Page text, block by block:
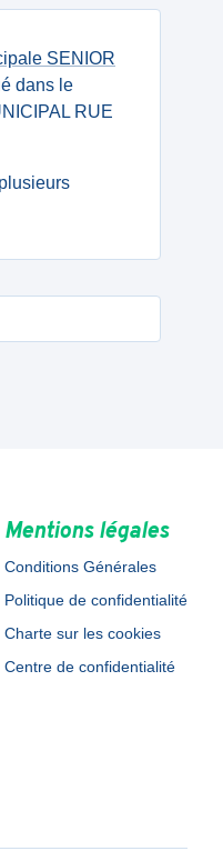
SENIOR
dans le
RUE
Mentions légales
Conditions Générales
Politique de confidentialité
Charte sur les cookies
Centre de confidentialité